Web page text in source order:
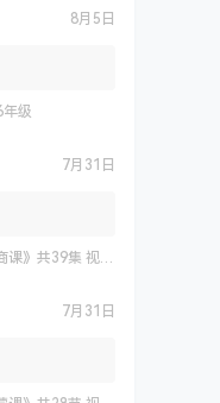
8月5日
级
7月31日
共39集 视频课程
7月31日